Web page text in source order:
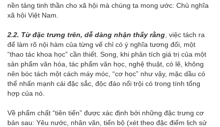
nền tảng tinh thần cho xã hội mà chúng ta mong ước: Chủ nghĩa
xã hội Việt Nam.
2.2. Từ đặc trưng trên, dễ dàng nhận thấy rằng , việc tách ra
để làm rõ nội hàm của từng vế chỉ có ý nghĩa tương đối, một
“thao tác khoa học” cần thiết. Song, khi phân tích giá trị của một
sản phẩm văn hóa, tác phẩm văn học, nghệ thuật, có lẽ, không
nên bóc tách một cách máy móc, “cơ học” như vậy, mặc dầu có
thể nhấn mạnh cái đặc sắc, độc đáo nổi trội có trong tính tổng
hợp của nó.
Về phẩm chất “tiên tiến” được xác định bởi những đặc trưng cơ
bản sau: Yêu nước, nhân văn, tiến bộ (xét theo đặc điểm lịch sử